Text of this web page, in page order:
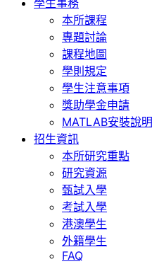
學生事務
本所課程
專題討論
課程地圖
學則規定
學生注意事項
獎助學金申請
MATLAB安裝說明
招生資訊
本所研究重點
研究資源
甄試入學
考試入學
港澳學生
外籍學生
FAQ